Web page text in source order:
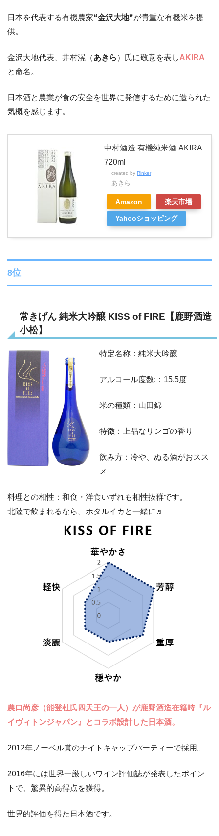
日本を代表する有機農家❝金沢大地❞が貴重な有機米を提
供。
金沢大地代表、井村滉（あきら ）氏に敬意を表しAKIRA
と命名。
日本酒と農業が食の安全を世界に発信するために造られた
気概を感じます。
中村酒造 有機純米酒 AKIRA
720ml
created by Rinker
あきら
Amazon 楽天市場
Yahooショッピング
8位
常きげん 純米大吟醸 KISS of FIRE【鹿野酒造
小松】
特定名称：純米大吟醸
アルコール度数:：15.5度
米の種類：山田錦
特徴：上品なリンゴの香り
飲み方：冷や、ぬる酒がおスス
メ
料理との相性：和食・洋食いずれも相性抜群です。
北陸で飲まれるなら、ホタルイカと一緒に♬
農口尚彦（能登杜氏四天王の一人）が鹿野酒造在籍時『ル
イヴィトンジャパン』とコラボ設計した日本酒。
2012年ノーベル賞のナイトキャップパーティーで採用。
2016年には世界一厳しいワイン評価誌が発表したポイン
トで、驚異的高得点を獲得。
世界的評価を得た日本酒です。